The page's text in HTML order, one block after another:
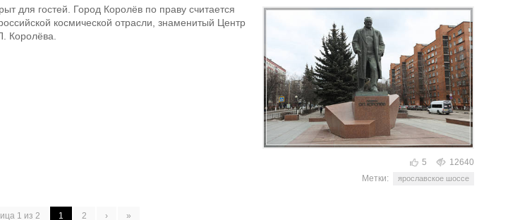
для гостей. Город Королёв по праву считается
космической отрасли, знаменитый Центр
Королёва.
5
12640
Метки:
ярославское шоссе
1 из 2 1 2 › »